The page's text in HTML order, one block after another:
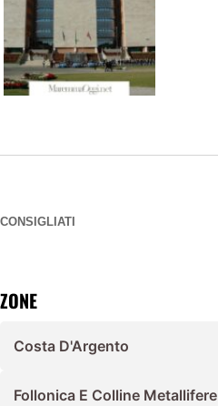
CONSIGLIATI
ZONE
Costa D'Argento
Follonica E Colline Metallifere